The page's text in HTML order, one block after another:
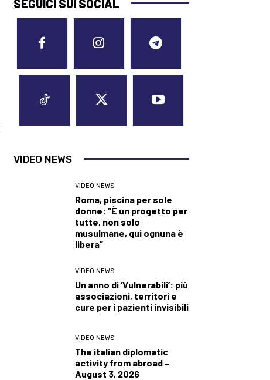
SEGUICI SUI SOCIAL
VIDEO NEWS
VIDEO NEWS
Roma, piscina per sole
donne: “È un progetto per
tutte, non solo
musulmane, qui ognuna è
libera”
VIDEO NEWS
Un anno di ‘Vulnerabili’: più
associazioni, territori e
cure per i pazienti invisibili
VIDEO NEWS
The italian diplomatic
activity from abroad –
August 3, 2026